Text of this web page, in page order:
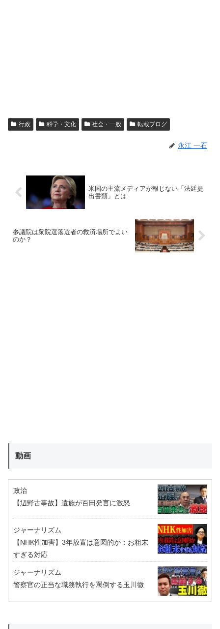
行政 科学・文化 社会・一般 転載ブログ
永江 一石
米国の主流メディアが報じない「法廷提
出書類」とは
参議院は衆院選落選者の救済場所でよい
のか？
動画
政治
【辺野古事故】遺族が百田発言に激怒
ジャーナリズム
【NHK性加害】3年放置は意図的か：お粗末
すぎる対応
ジャーナリズム
警察官の正当な職務執行を罵倒する玉川徹